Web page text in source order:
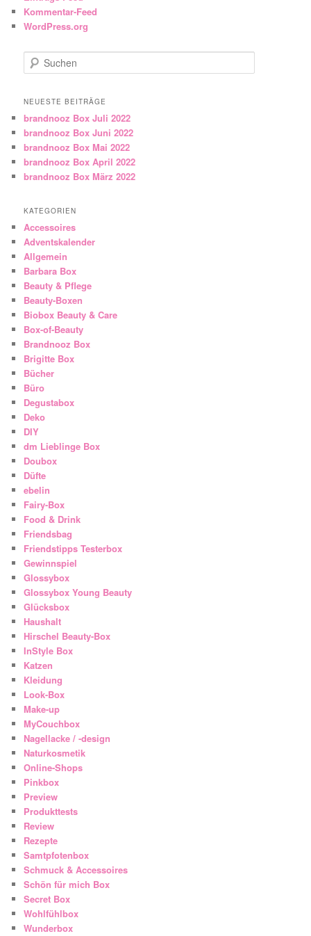
Kommentar-Feed
WordPress.org
Suchen
NEUESTE BEITRÄGE
brandnooz Box Juli 2022
brandnooz Box Juni 2022
brandnooz Box Mai 2022
brandnooz Box April 2022
brandnooz Box März 2022
KATEGORIEN
Accessoires
Adventskalender
Allgemein
Barbara Box
Beauty & Pflege
Beauty-Boxen
Biobox Beauty & Care
Box-of-Beauty
Brandnooz Box
Brigitte Box
Bücher
Büro
Degustabox
Deko
DIY
dm Lieblinge Box
Doubox
Düfte
ebelin
Fairy-Box
Food & Drink
Friendsbag
Friendstipps Testerbox
Gewinnspiel
Glossybox
Glossybox Young Beauty
Glücksbox
Haushalt
Hirschel Beauty-Box
InStyle Box
Katzen
Kleidung
Look-Box
Make-up
MyCouchbox
Nagellacke / -design
Naturkosmetik
Online-Shops
Pinkbox
Preview
Produkttests
Review
Rezepte
Samtpfotenbox
Schmuck & Accessoires
Schön für mich Box
Secret Box
Wohlfühlbox
Wunderbox